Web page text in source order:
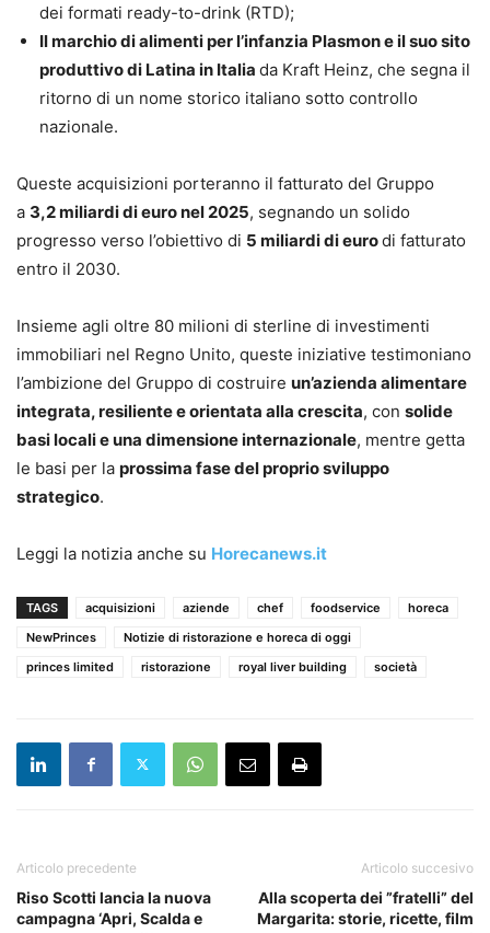
dei formati ready-to-drink (RTD);
Il marchio di alimenti per l’infanzia Plasmon e il suo sito
produttivo di Latina in Italia da Kraft Heinz, che segna il
ritorno di un nome storico italiano sotto controllo
nazionale.
Queste acquisizioni porteranno il fatturato del Gruppo
a 3,2 miliardi di euro nel 2025, segnando un solido
progresso verso l’obiettivo di 5 miliardi di eurodi fatturato
entro il 2030.
Insieme agli oltre 80 milioni di sterline di investimenti
immobiliari nel Regno Unito, queste iniziative testimoniano
l’ambizione del Gruppo di costruire un’azienda alimentare
integrata, resiliente e orientata alla crescita, con solide
basi locali e una dimensione internazionale, mentre getta
le basi per la prossima fase del proprio sviluppo
strategico.
Leggi la notizia anche su Horecanews.it
TAGS acquisizioni aziende chef foodservice
horeca
NewPrinces
Notizie di ristorazione e horeca di oggi
princes limited
ristorazione royal liver building società
Articolo precedente
Riso Scotti lancia la nuova
campagna ‘Apri, Scalda e
Articolo succesivo
Alla scoperta dei ”fratelli” del
Margarita: storie, ricette, film